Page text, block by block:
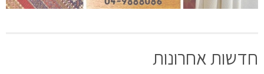
חדשות אחרונות